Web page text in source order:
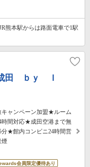
熊本駅からは路面電車で1駅
田 ｂｙ Ｉ
キャンペーン加盟★ルーム
時間対応★成田空港まで無
分★館内コンビニ24時間営
会員限定優待あり